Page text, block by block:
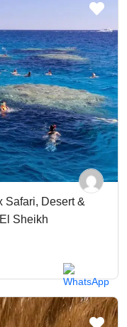
Safari, Desert &
Sheikh